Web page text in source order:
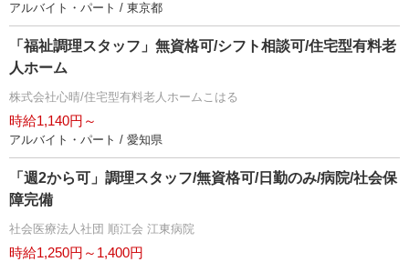
アルバイト・パート / 東京都
「福祉調理スタッフ」無資格可/シフト相談可/住宅型有料老
人ホーム
株式会社心晴/住宅型有料老人ホームこはる
時給1,140円～
アルバイト・パート / 愛知県
「週2から可」調理スタッフ/無資格可/日勤のみ/病院/社会保
障完備
社会医療法人社団 順江会 江東病院
時給1,250円～1,400円